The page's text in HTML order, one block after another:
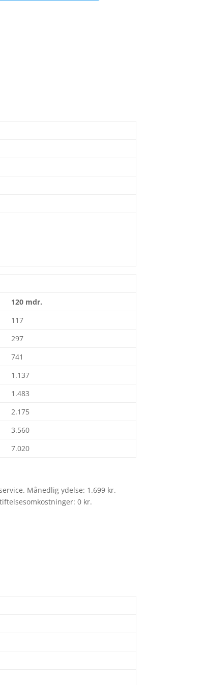
120 mdr.
117
297
741
1.137
1.483
2.175
3.560
7.020
Månedlig ydelse: 1.699 kr.
0 kr.